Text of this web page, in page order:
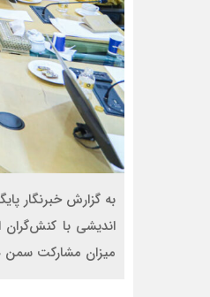
اندیشی با
میزان مشارکت سمن